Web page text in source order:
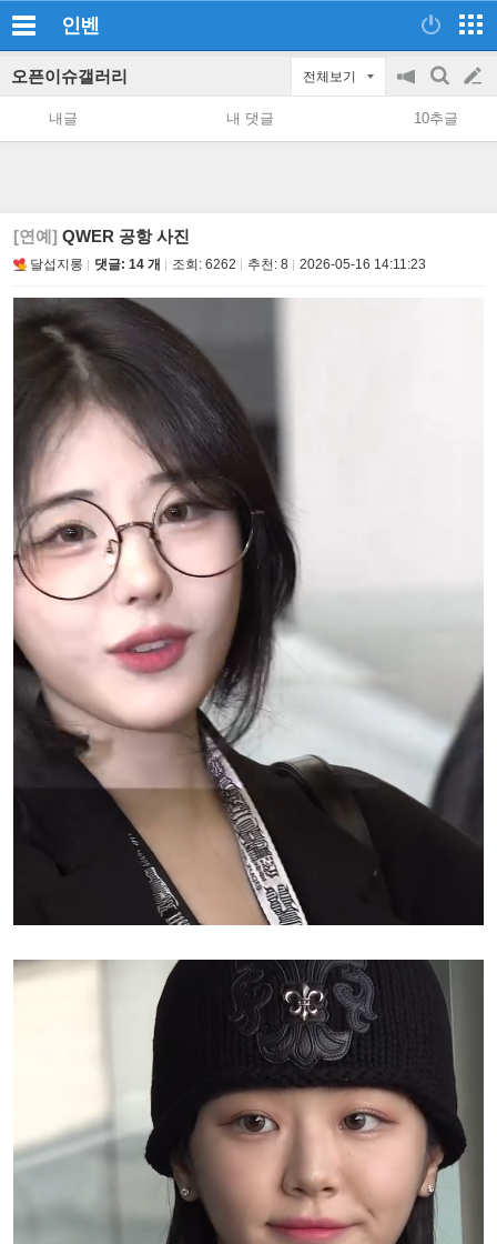
인벤
오픈이슈갤러리 전체보기
공
지
on/off
검
색
글
쓰
내글 내 댓글 10추글
[연예] QWER 공항 사진
달섭지롱 댓글: 14 개 조회: 6262 추천: 8 2026-05-16 14:11:23